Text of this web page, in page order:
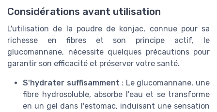
Considérations avant utilisation
L'utilisation de la poudre de konjac, connue pour sa
richesse en fibres et son principe actif, le
glucomannane, nécessite quelques précautions pour
garantir son efficacité et préserver votre santé.
S'hydrater suffisamment : Le glucomannane, une
fibre hydrosoluble, absorbe l'eau et se transforme
en un gel dans l'estomac, induisant une sensation